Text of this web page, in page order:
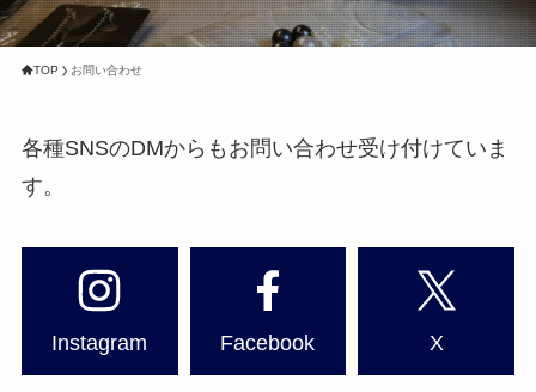
TOP お問い合わせ
各種SNSのDMからもお問い合わせ受け付けていま
す。
Instagram Facebook X